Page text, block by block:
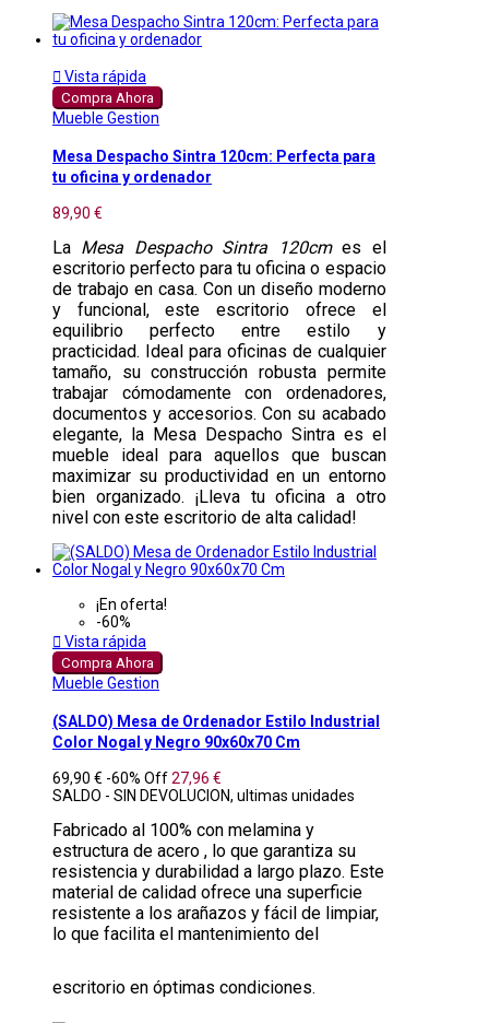
 Vista rápida
Compra Ahora
Mueble Gestion
Mesa Despacho Sintra 120cm: Perfecta para
tu oficina y ordenador
89,90 €
La Mesa Despacho Sintra 120cmes el
escritorio perfecto para tu oficina o espacio
de trabajo en casa. Con un diseño moderno
y funcional, este escritorio ofrece el
equilibrio perfecto entre estilo y
practicidad. Ideal para oficinas de cualquier
tamaño, su construcción robusta permite
trabajar cómodamente con ordenadores,
documentos y accesorios. Con su acabado
elegante, la Mesa Despacho Sintra es el
mueble ideal para aquellos que buscan
maximizar su productividad en un entorno
bien organizado. ¡Lleva tu oficina a otro
nivel con este escritorio de alta calidad!
¡En oferta!
-60%
 Vista rápida
Compra Ahora
Mueble Gestion
(SALDO) Mesa de Ordenador Estilo Industrial
Color Nogal y Negro 90x60x70 Cm
69,90 € -60% Off27,96 €
SALDO - SIN DEVOLUCION, ultimas unidades
Fabricado al 100% con melamina y
estructura de acero , lo que garantiza su
resistencia y durabilidad a largo plazo. Este
material de calidad ofrece una superficie
resistente a los arañazos y fácil de limpiar,
lo que facilita el mantenimiento del
escritorio en óptimas condiciones.